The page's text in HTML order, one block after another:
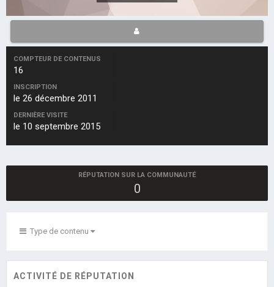
COMPTEUR DE CONTENUS
16
INSCRIPTION
le 26 décembre 2011
DERNIÈRE VISITE
le 10 septembre 2015
RÉPUTATION SUR LA COMMUNAUTÉ
0
Type de contenu
ACTIVITÉ DE RÉPUTATION